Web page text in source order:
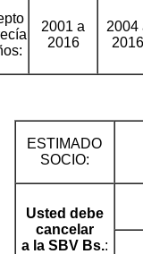
2001 a
2016
2004
2016
ESTIMADO
SOCIO:
Usted debe
cancelar
a la SBVBs.: